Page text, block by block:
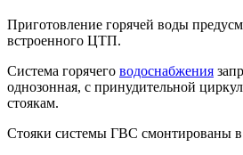
Приготовление горячей воды
встроенного ЦТП.
Система горячего водоснабжения
однозонная, с принудительной
стоякам.
Стояки системы ГВС смонтированы в